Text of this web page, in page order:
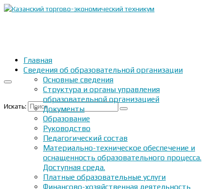
Искать:
Главная
Сведения об образовательной организации
Основные сведения
Структура и органы управления
образовательной организацией
Документы
Образование
Руководство
Педагогический состав
Материально-техническое обеспечение и
оснащенность образовательного процесса.
Доступная среда.
Платные образовательные услуги
Финансово-хозяйственная деятельность